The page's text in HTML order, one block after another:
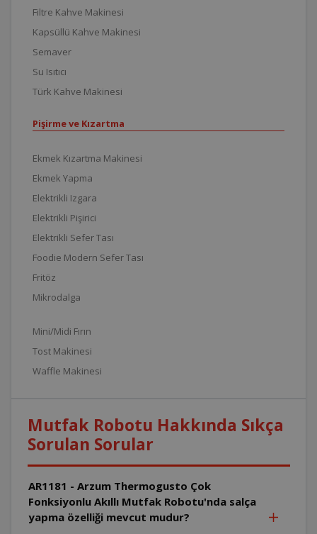
Filtre Kahve Makinesi
Kapsüllü Kahve Makinesi
Semaver
Su Isıtıcı
Türk Kahve Makinesi
Pişirme ve Kızartma
Ekmek Kızartma Makinesi
Ekmek Yapma
Elektrikli Izgara
Elektrikli Pişirici
Elektrikli Sefer Tası
Foodie Modern Sefer Tası
Fritöz
Mikrodalga
Mini/Midi Fırın
Tost Makinesi
Waffle Makinesi
Mutfak Robotu Hakkında Sıkça
Sorulan Sorular
AR1181 - Arzum Thermogusto Çok
Fonksiyonlu Akıllı Mutfak Robotu'nda salça
yapma özelliği mevcut mudur?